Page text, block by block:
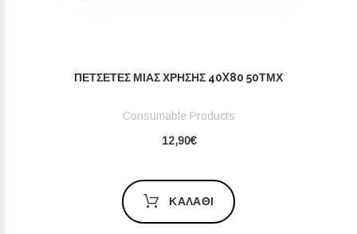
ΠΕΤΣΈΤΕΣ ΜΙΑΣ ΧΡΉΣΗΣ 40X80 50ΤΜΧ
Consumable Products
12,90€
ΚΑΛΆΘΙ